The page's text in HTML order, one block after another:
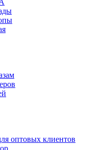
оптовых клиентов